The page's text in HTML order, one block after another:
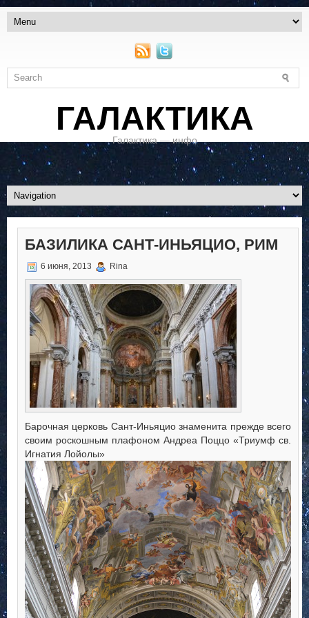
ГАЛАКТИКА
Галактика — инфо
БАЗИЛИКА САНТ-ИНЬЯЦИО, РИМ
6 июня, 2013 Rina
Барочная церковь Сант-Иньяцио знаменита прежде всего
своим роскошным плафоном Андреа Поццо «Триумф св.
Игнатия Лойолы»